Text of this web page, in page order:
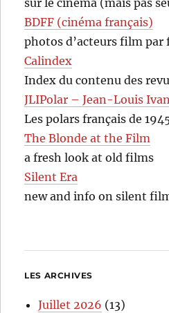
sur le cinéma (mais pas
BDFF (cinéma français)
photos d’acteurs film par
Calindex
Index du contenu des
JLIPolar – Jean-Louis
Les polars français de
The Blonde at the Film
a fresh look at old films
Silent Era
new and info on silent
LES ARCHIVES
Juillet 2026 (13)